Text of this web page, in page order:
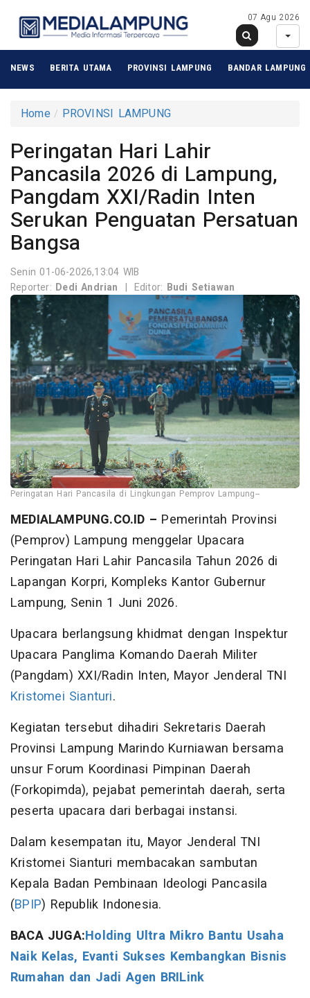
07 Agu 2026
NEWS BERITA UTAMA PROVINSI LAMPUNG BANDAR LAMPUNG
Home PROVINSI LAMPUNG
Peringatan Hari Lahir
Pancasila 2026 di Lampung,
Pangdam XXI/Radin Inten
Serukan Penguatan Persatuan
Bangsa
Senin 01-06-2026,13:04 WIB
Reporter: Dedi Andrian | Editor: Budi Setiawan
Peringatan Hari Pancasila di Lingkungan Pemprov Lampung--
MEDIALAMPUNG.CO.ID – Pemerintah Provinsi
(Pemprov) Lampung menggelar Upacara
Peringatan Hari Lahir Pancasila Tahun 2026 di
Lapangan Korpri, Kompleks Kantor Gubernur
Lampung, Senin 1 Juni 2026.
Upacara berlangsung khidmat dengan Inspektur
Upacara Panglima Komando Daerah Militer
(Pangdam) XXI/Radin Inten, Mayor Jenderal TNI
Kristomei Sianturi.
Kegiatan tersebut dihadiri Sekretaris Daerah
Provinsi Lampung Marindo Kurniawan bersama
unsur Forum Koordinasi Pimpinan Daerah
(Forkopimda), pejabat pemerintah daerah, serta
peserta upacara dari berbagai instansi.
Dalam kesempatan itu, Mayor Jenderal TNI
Kristomei Sianturi membacakan sambutan
Kepala Badan Pembinaan Ideologi Pancasila
(BPIP) Republik Indonesia.
BACA JUGA:Holding Ultra Mikro Bantu Usaha
Naik Kelas, Evanti Sukses Kembangkan Bisnis
Rumahan dan Jadi Agen BRILink